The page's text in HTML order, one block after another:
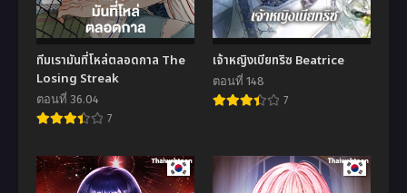
ทีมเรามันที่โหล่ตลอดกาล The
Losing Streak
ตอนที่ 36.04
7
เจ้าหญิงเบียทริซ Beatrice
ตอนที่ 148
7